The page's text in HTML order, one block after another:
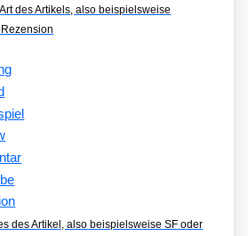
des Artikels, also beispielsweise
des Artikel, also beispielsweise SF oder